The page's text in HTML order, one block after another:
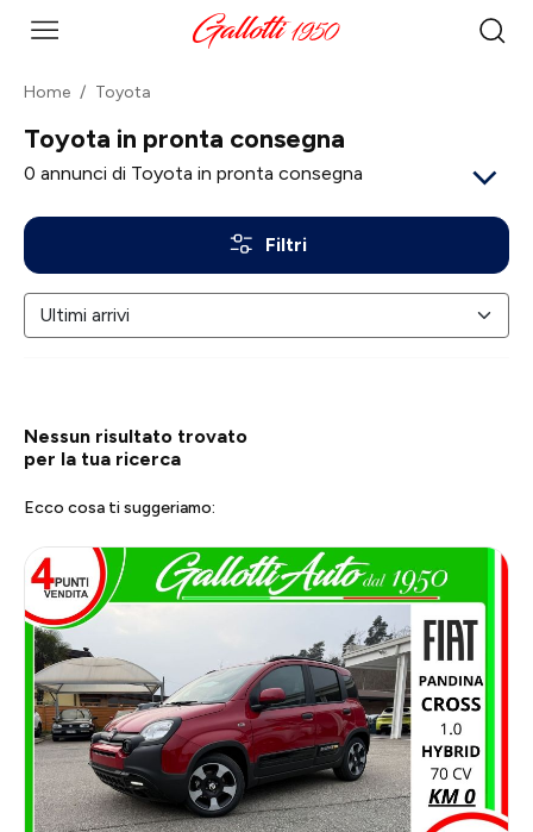
Home Toyota
Toyota in pronta consegna
0 annunci di Toyota in pronta consegna
Filtri
Nessun risultato trovato
per la tua ricerca
Ecco cosa ti suggeriamo: